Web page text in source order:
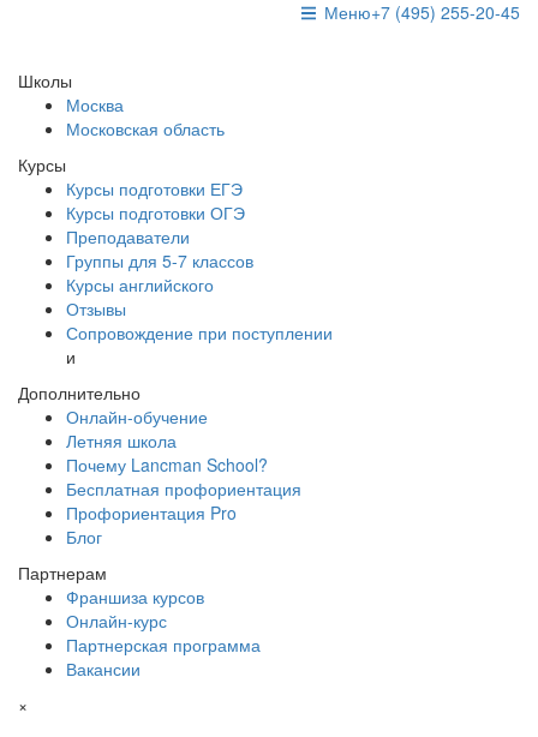
+7 (495) 255-20-45
Меню
Школы
Москва
Московская область
Курсы
Курсы подготовки ЕГЭ
Курсы подготовки ОГЭ
Преподаватели
Группы для 5-7 классов
Курсы английского
Отзывы
Сопровождение при поступлении
и
Дополнительно
Онлайн-обучение
Летняя школа
Почему Lancman School?
Бесплатная профориентация
Профориентация Pro
Блог
Партнерам
Франшиза курсов
Онлайн-курс
Партнерская программа
Вакансии
×